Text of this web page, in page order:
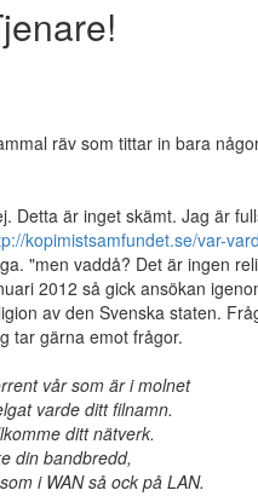
räv som tittar in bara
Detta är inget skämt. Jag är
kopimistsamfundet.se/var-
"men vaddå? Det är ingen
2012 så gick ansökan
av den Svenska staten.
tar gärna emot frågor.
vår som är i molnet
varde ditt filnamn.
ditt nätverk.
din bandbredd,
i WAN så ock på LAN.